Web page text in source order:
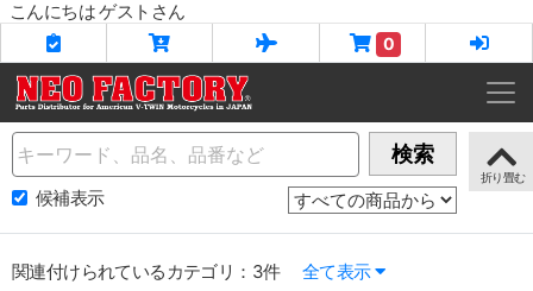
こんにちは ゲストさん
0
Name 検索
候補表示
関連付けられているカテゴリ：3件
全て表示